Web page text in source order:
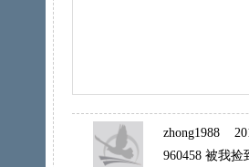
zhong1988
960458 被我捡